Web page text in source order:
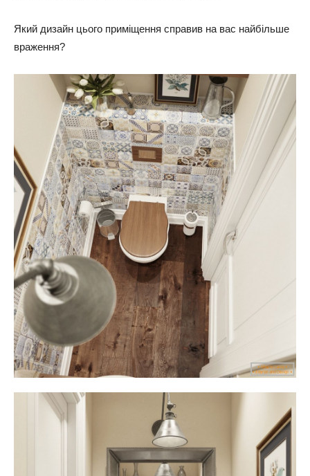
Який дизайн цього приміщення справив на вас найбільше
враження?